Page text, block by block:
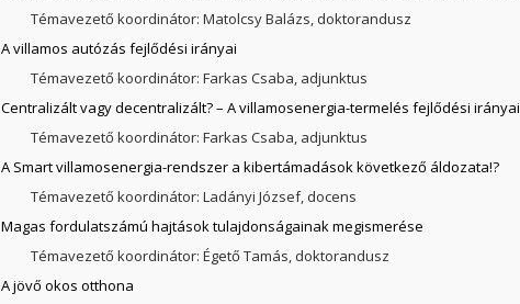
Témavezető koordinátor: Matolcsy Balázs, doktorandusz
A villamos autózás fejlődési irányai
Témavezető koordinátor: Farkas Csaba, adjunktus
Centralizált vagy decentralizált? – A villamosenergia-termelés fejlődési irányai
Témavezető koordinátor: Farkas Csaba, adjunktus
A Smart villamosenergia-rendszer a kibertámadások következő áldozata!?
Témavezető koordinátor: Ladányi József, docens
Magas fordulatszámú hajtások tulajdonságainak megismerése
Témavezető koordinátor: Égető Tamás, doktorandusz
A jövő okos otthona